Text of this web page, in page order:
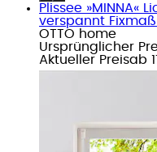
Plissee »MINNA«
verspannt Fixmaß
OTTO home
Ursprünglicher
Aktueller Preisab